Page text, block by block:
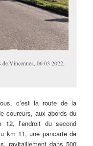
Vincennes, 06 03 2022,
c’est la route de la
coureurs, aux abords du
12, l’endroit du second
km 11, une pancarte de
ravitaillement dans 500